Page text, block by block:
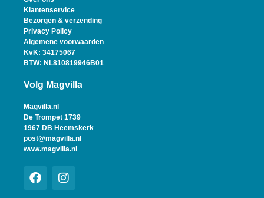
Klantenservice
Bezorgen & verzending
Privacy Policy
Algemene voorwaarden
KvK: 34175067
BTW: NL810819946B01
Volg Magvilla
Magvilla.nl
De Trompet 1739
1967 DB Heemskerk
post@magvilla.nl
www.magvilla.nl